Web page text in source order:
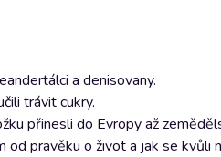
a denisovany.
trávit cukry.
přinesli do Evropy až
od pravěku o život a jak se kvůli